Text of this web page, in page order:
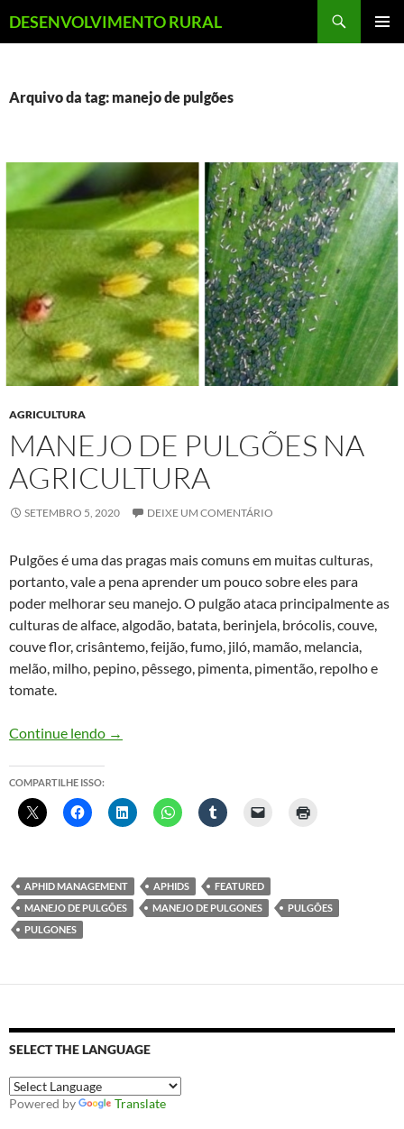
para
DESENVOLVIMENTO RURAL
Arquivo da tag: manejo de pulgões
AGRICULTURA
MANEJO DE PULGÕES NA
AGRICULTURA
SETEMBRO 5, 2020 DEIXE UM COMENTÁRIO
Pulgões é uma das pragas mais comuns em muitas culturas,
portanto, vale a pena aprender um pouco sobre eles para
poder melhorar seu manejo. O pulgão ataca principalmente as
culturas de alface, algodão, batata, berinjela, brócolis, couve,
couve flor, crisântemo, feijão, fumo, jiló, mamão, melancia,
melão, milho, pepino, pêssego, pimenta, pimentão, repolho e
tomate.
Continue lendo Manejo de pulgões na agricultura
→
COMPARTILHE ISSO:
APHID MANAGEMENT APHIDS
FEATURED
MANEJO DE PULGÕES
MANEJO DE PULGONES
PULGÕES
PULGONES
SELECT THE LANGUAGE
Powered by Translate